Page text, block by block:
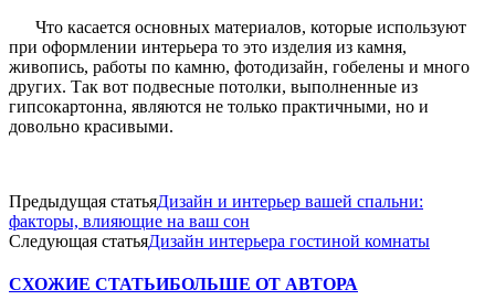
Что касается основных материалов, которые используют
при оформлении интерьера то это изделия из камня,
живопись, работы по камню, фотодизайн, гобелены и много
других. Так вот подвесные потолки, выполненные из
гипсокартонна, являются не только практичными, но и
довольно красивыми.
Предыдущая статьяДизайн и интерьер вашей спальни:
факторы, влияющие на ваш сон
Следующая статьяДизайн интерьера гостиной комнаты
СХОЖИЕ СТАТЬИБОЛЬШЕ ОТ АВТОРА